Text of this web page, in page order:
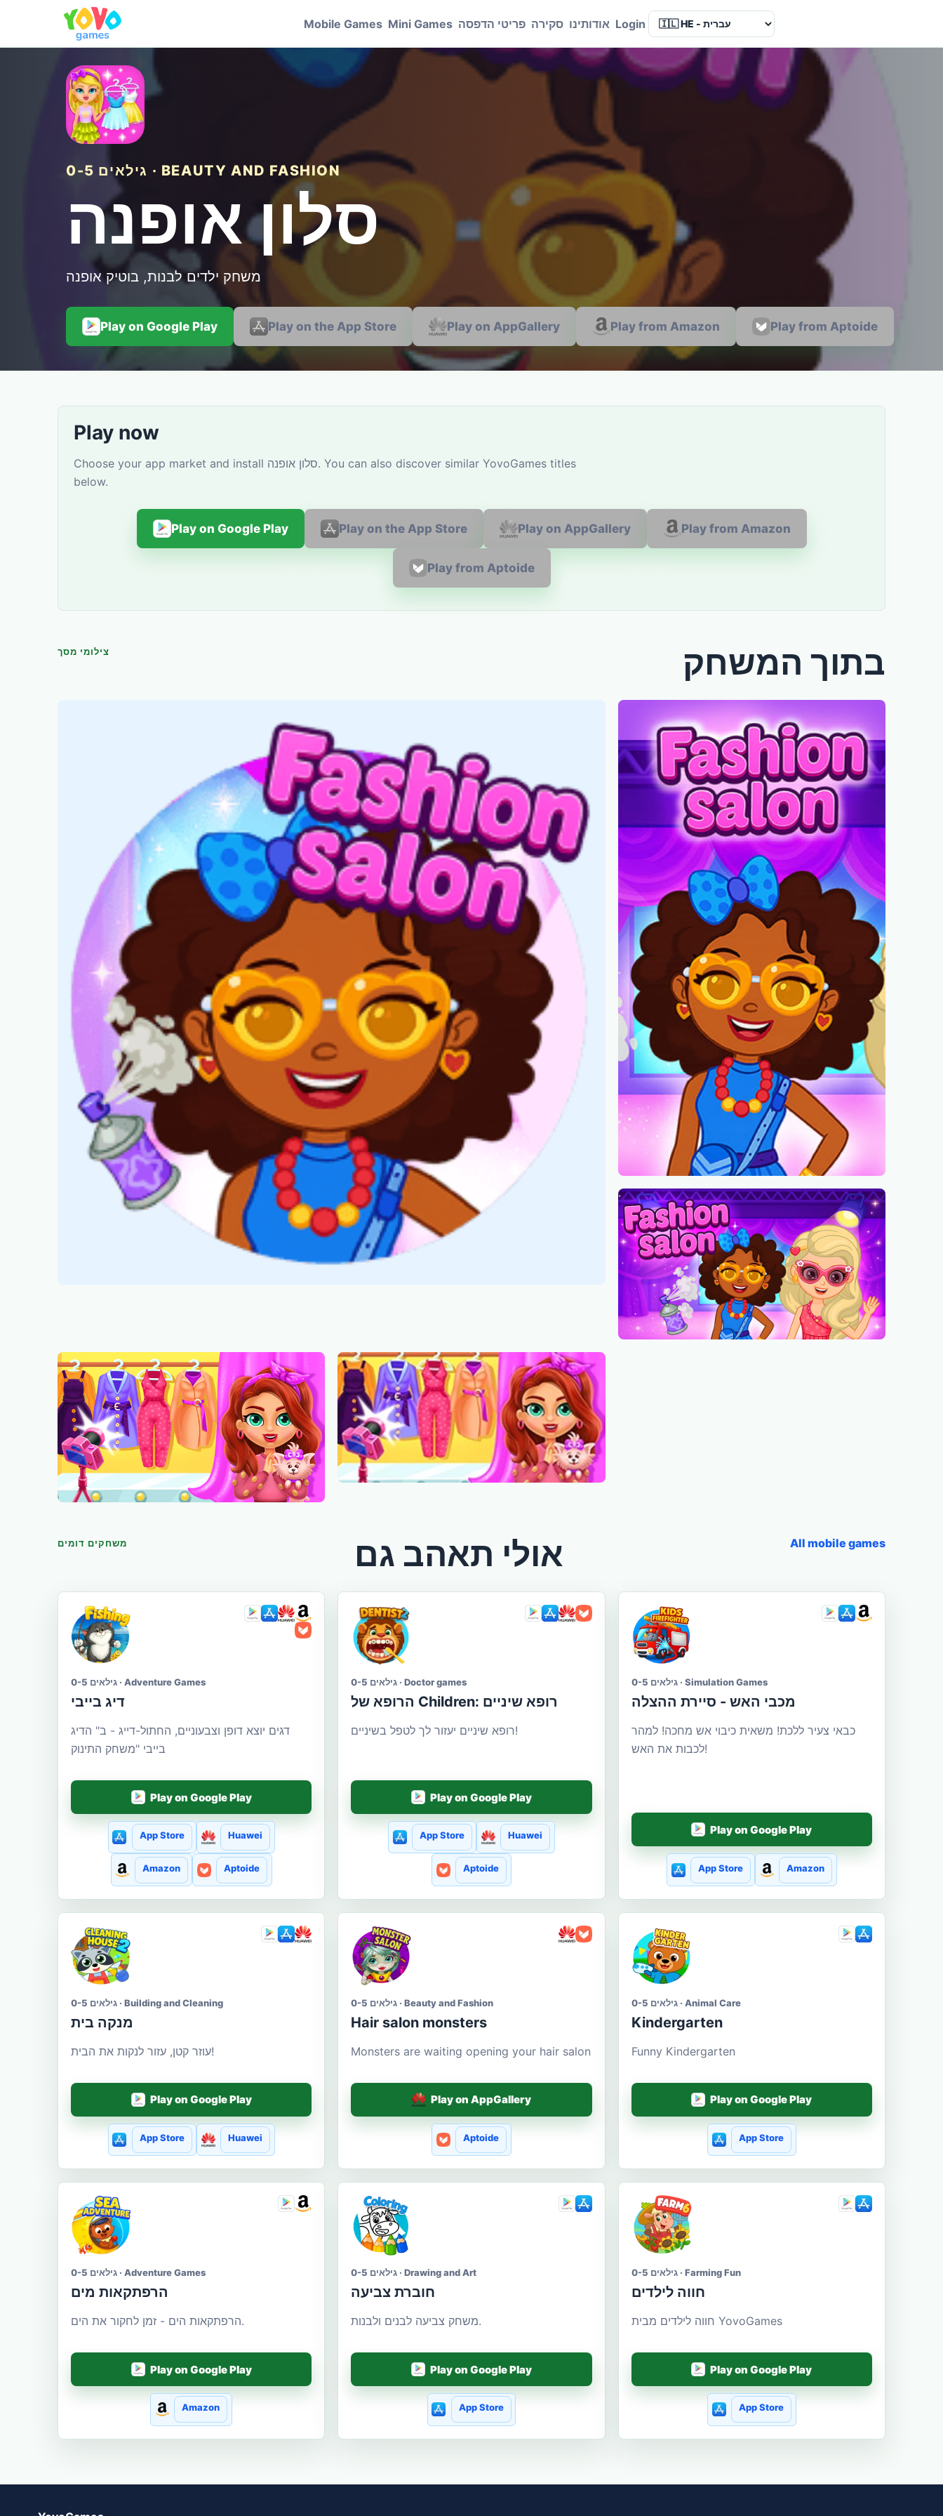
Mobile Games Mini Games פריטי הדפסה סקירה אודותינו Login Language
גילאים 0-5 · BEAUTY AND FASHION
סלון אופנה
משחק ילדים לבנות, בוטיק אופנה
Play on Google Play Play on the App Store Play on AppGallery Play from Amazon Play from Aptoide
Play now
Choose your app market and install סלון אופנה. You can also discover similar YovoGames titles
below.
Play on Google Play Play on the App Store Play on AppGallery Play from Amazon
Play from Aptoide
צילומי מסך בתוך המשחק
משחקים דומים אולי תאהב גם All mobile games
גילאים 0-5 · Adventure Games
דיג בייבי
דגים יוצא דופן וצבעוניים, החתול-דייג - ב" הדיג
בייבי "משחק התינוק
Play on Google Play
App Store Huawei
Amazon Aptoide
גילאים 0-5 · Doctor games
הרופא של Сhildren: רופא שיניים
רופא שיניים יעזור לך לטפל בשיניים!
Play on Google Play
App Store Huawei
Aptoide
גילאים 0-5 · Simulation Games
מכבי האש - סיירת ההצלה
כבאי צעיר ללכת! משאית כיבוי אש מחכה! למהר
לכבות את האש!
Play on Google Play
App Store Amazon
גילאים 0-5 · Building and Cleaning
מנקה בית
עוזר קטן, עזור לנקות את הבית!
Play on Google Play
App Store Huawei
גילאים 0-5 · Beauty and Fashion
Hair salon monsters
Monsters are waiting opening your hair salon
Play on AppGallery
Aptoide
גילאים 0-5 · Animal Care
Kindergarten
Funny Kindergarten
Play on Google Play
App Store
גילאים 0-5 · Adventure Games
הרפתקאות מים
הרפתקאות הים - זמן לחקור את הים.
Play on Google Play
Amazon
גילאים 0-5 · Drawing and Art
חוברת צביעה
משחק צביעה לבנים ולבנות.
Play on Google Play
App Store
גילאים 0-5 · Farming Fun
חווה לילדים
חווה לילדים מבית YovoGames
Play on Google Play
App Store